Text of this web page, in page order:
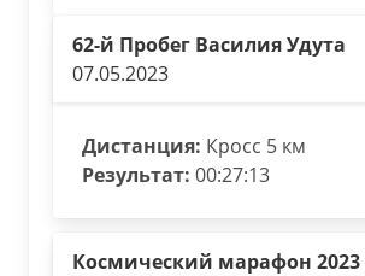
62-й Пробег Василия Удута
07.05.2023
Дистанция: Кросс 5 км
Результат: 00:27:13
Космический марафон 2023